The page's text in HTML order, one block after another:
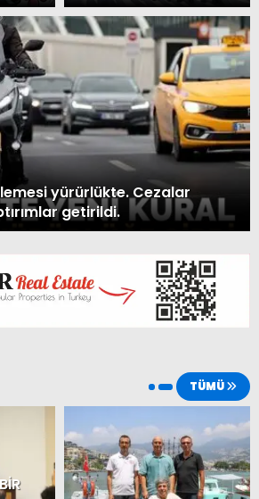
yürürlükte. Cezalar
getirildi.
TÜMÜ